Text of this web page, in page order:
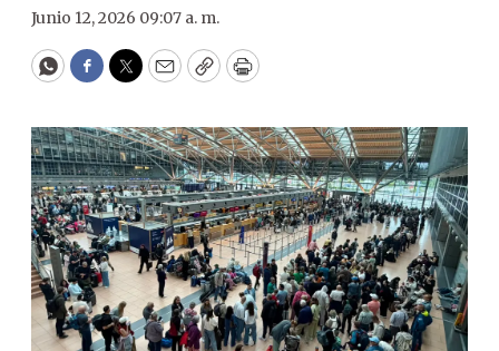
Junio 12, 2026 09:07 a. m.
WhatsApp
Facebook
Twitter
EmailCopyPrint